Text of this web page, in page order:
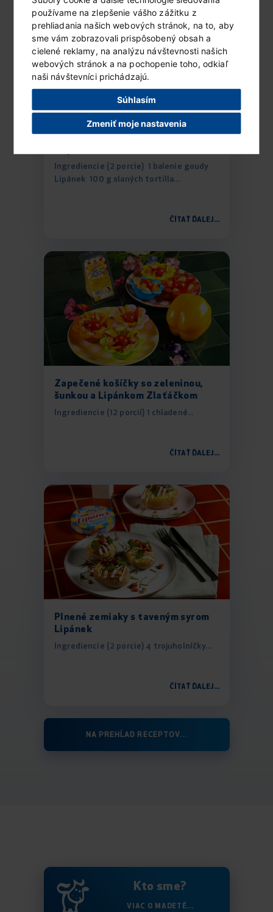
používame na zlepšenie vášho zážitku z
prehliadania našich webových stránok, na to, aby
sme vám zobrazovali prispôsobený obsah a
cielené reklamy, na analýzu návštevnosti našich
webových stránok a na pochopenie toho, odkiaľ
naši návštevníci prichádzajú.
Súhlasím
Zmeniť moje nastavenia
Ingrediencie (2 porcie) 1 balenie goudy
Lipánek 100 g slaných tortilla...
ČÍTAŤ ĎALEJ...
Zapečené košíčky so zeleninou,
šunkou a Lipánkom Zlaťáčkom
Ingrediencie (12 porcií) 1 chladené...
ČÍTAŤ ĎALEJ...
Plnené zemiaky s taveným syrom
Lipánek
Ingrediencie (2 porcie) 4 trojuholníčky...
ČÍTAŤ ĎALEJ...
NA PREHĹAD RECEPTOV...
Kto sme?
VIAC O MADETĚ...